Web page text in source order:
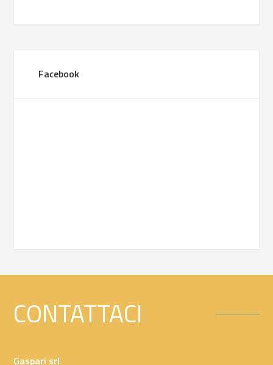
Facebook
CONTATTACI
Gaspari srl